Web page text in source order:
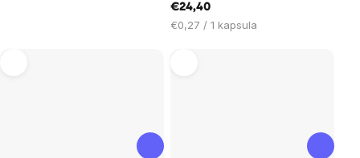
€24,40
Jednotková
€0,27 / 1 kapsula